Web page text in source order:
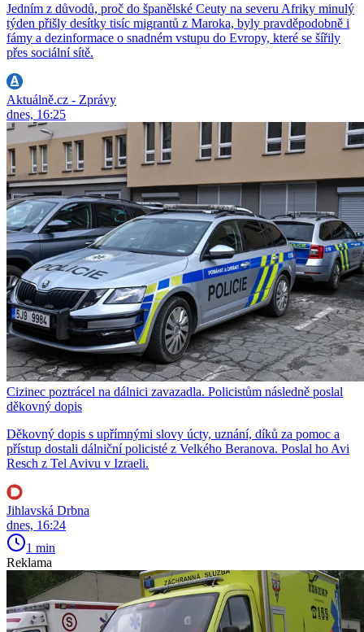
Jedním z důvodů, proč do španělské Ceuty na severu Afriky minulý
týden přišly desítky tisíc migrantů z Maroka, byly pravděpodobně i
fámy a dezinformace o snadném vstupu do Evropy, které se šířily
přes sociální sítě.
Aktuálně.cz - Zprávy
dnes, 16:25
Cizinec poztrácel na dálnici zavazadla. Policistům následně poslal
děkovný dopis
Děkovný dopis s upřímnými slovy úcty, uznání, díků za pomoc a
přístup dostali dálniční policisté z Velkého Beranova. Poslal ho Avi
Resch z Tel Avivu v Izraeli.
Jihlavská Drbna
dnes, 16:24
1 min
Reklama